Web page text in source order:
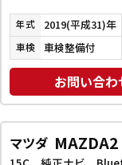
年式 2019(平成31)年
車検 車検整備付
お問い合わ
マツダ MAZDA2